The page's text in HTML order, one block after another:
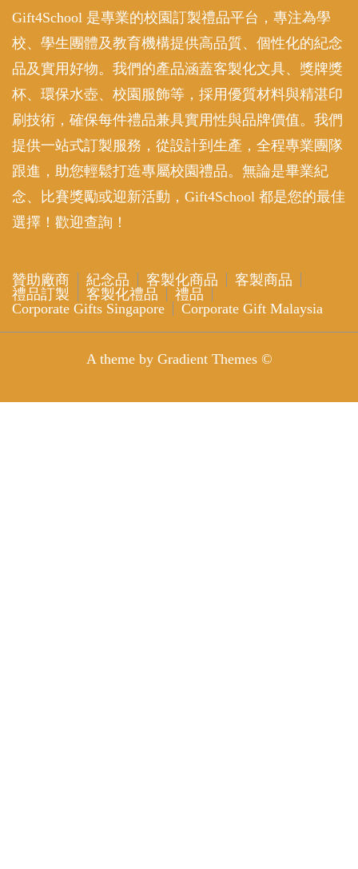
Gift4School 是專業的校園訂製禮品平台，專注為學
校、學生團體及教育機構提供高品質、個性化的紀念
品及實用好物。我們的產品涵蓋客製化文具、獎牌獎
杯、環保水壺、校園服飾等，採用優質材料與精湛印
刷技術，確保每件禮品兼具實用性與品牌價值。我們
提供一站式訂製服務，從設計到生產，全程專業團隊
跟進，助您輕鬆打造專屬校園禮品。無論是畢業紀
念、比賽獎勵或迎新活動，Gift4School 都是您的最佳
選擇！歡迎查詢！
贊助廠商 紀念品 客製化商品
客製商品
禮品訂製
客製化禮品
禮品
Corporate Gifts Singapore
Corporate Gift Malaysia
A theme by Gradient Themes ©